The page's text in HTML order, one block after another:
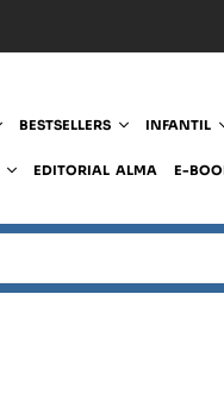
BESTSELLERS INFANTIL
EDITORIAL ALMA E-